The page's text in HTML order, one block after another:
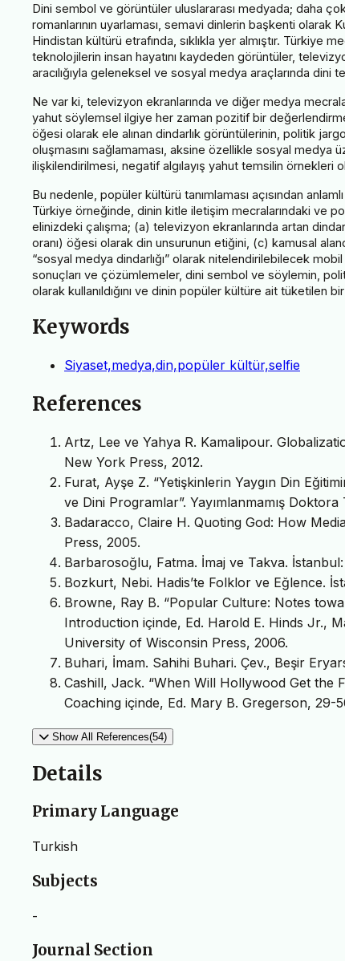
Dini sembol ve görüntüler uluslararası medyada; daha
romanlarının uyarlaması, semavi dinlerin başkenti
Hindistan kültürü etrafında, sıklıkla yer almıştır.
teknolojilerin insan hayatını kaydeden görüntüler,
aracılığıyla geleneksel ve sosyal medya araçlarında dini
Ne var ki, televizyon ekranlarında ve diğer medya
yahut söylemsel ilgiye her zaman pozitif bir
öğesi olarak ele alınan dindarlık görüntülerinin, politik
oluşmasını sağlamaması, aksine özellikle sosyal medya
ilişkilendirilmesi, negatif algılayış yahut temsilin örnekleri
Bu nedenle, popüler kültürü tanımlaması açısından
Türkiye örneğinde, dinin kitle iletişim mecralarındaki ve
elinizdeki çalışma; (a) televizyon ekranlarında artan
oranı) öğesi olarak din unsurunun etiğini, (c) kamusal
“sosyal medya dindarlığı” olarak nitelendirilebilecek
sonuçları ve çözümlemeler, dini sembol ve söylemin,
olarak kullanıldığını ve dinin popüler kültüre ait tüketilen
Keywords
Siyaset,medya,din,popüler kültür,selfie
References
Artz, Lee ve Yahya R. Kamalipour.
New York Press, 2012.
Furat, Ayşe Z. “Yetişkinlerin Yaygın Din
ve Dini Programlar”. Yayımlanmamış
Badaracco, Claire H. Quoting God: How
Press, 2005.
Barbarosoğlu, Fatma. İmaj ve Takva.
Bozkurt, Nebi. Hadis’te Folklor ve Eğlence.
Browne, Ray B. “Popular Culture: Notes
Introduction içinde, Ed. Harold E. Hinds Jr.,‎
University of Wisconsin Press, 2006.
Buhari, İmam. Sahihi Buhari. Çev., Beşir
Cashill, Jack. “When Will Hollywood Get the
Coaching içinde, Ed. Mary B. Gregerson, 29-
Show All References(54)
Details
Primary Language
Turkish
Subjects
-
Journal Section